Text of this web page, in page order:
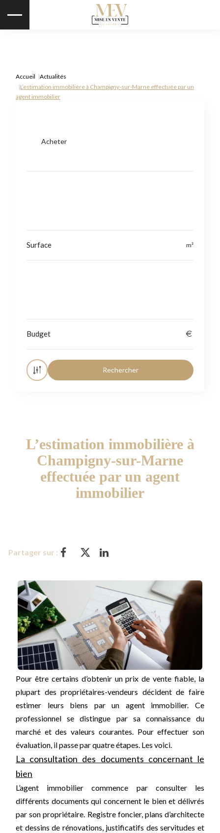
Accueil
Actualités
L’estimation immobilière à Champigny-sur-Marne effectuée par un
agent immobilier
Acheter
L’estimation immobilière à
Champigny-sur-Marne
effectuée par un agent
immobilier
Partager sur :
Pour être certains d’obtenir un prix de vente fiable, la
plupart des propriétaires-vendeurs décident de faire
estimer leurs biens par un agent immobilier. Ce
professionnel se distingue par sa connaissance du
marché et des valeurs courantes. Pour effectuer son
évaluation, il passe par quatre étapes. Les voici.
La consultation des documents concernant le
bien
L’agent immobilier commence par consulter les
différents documents qui concernent le bien et délivrés
par son propriétaire. Registre foncier, plans d’architecte
et dessins de rénovations, justificatifs des servitudes et